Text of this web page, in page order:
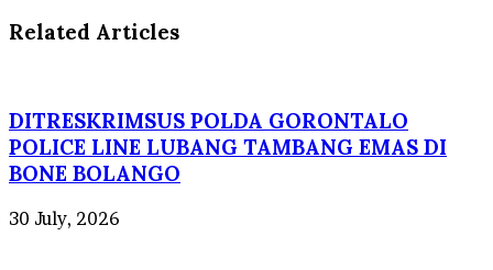
Related Articles
DITRESKRIMSUS POLDA GORONTALO
POLICE LINE LUBANG TAMBANG EMAS DI
BONE BOLANGO
30 July, 2026